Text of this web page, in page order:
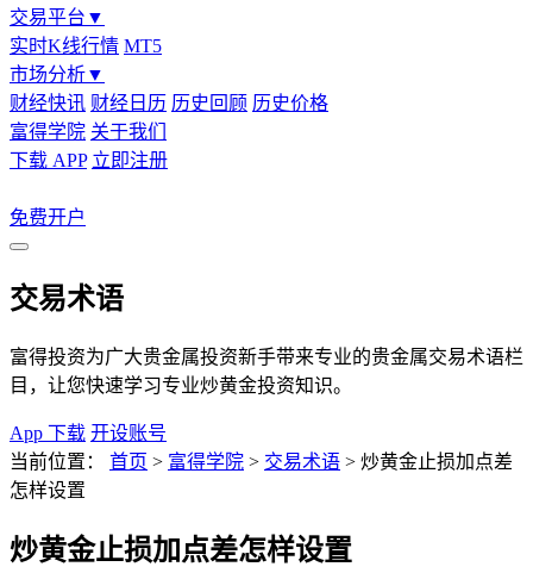
交易平台 ▼
实时K线行情 MT5
市场分析▼
财经快讯 财经日历 历史回顾 历史价格
富得学院 关于我们
下载 APP 立即注册
免费开户
交易术语
富得投资为广大贵金属投资新手带来专业的贵金属交易术语栏
目，让您快速学习专业炒黄金投资知识。
App 下载 开设账号
当前位置：
首页 > 富得学院 > 交易术语 > 炒黄金止损加点差
怎样设置
炒黄金止损加点差怎样设置